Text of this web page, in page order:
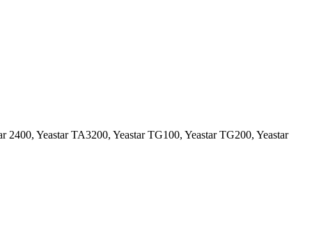
Yeastar TA3200, Yeastar TG100, Yeastar TG200, Yeastar